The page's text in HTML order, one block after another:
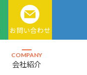
お問い合わせ
COMPANY
会社紹介